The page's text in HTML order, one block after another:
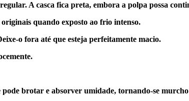
A casca fica preta, embora a polpa possa
originais quando exposto ao frio intenso.
o fora até que esteja perfeitamente macio.
brotar e absorver umidade, tornando-se